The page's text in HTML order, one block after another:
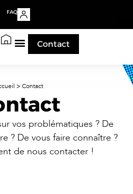
FAQ
Contact
> Contact
vos problématiques ? De
? De vous faire connaître ?
de nous contacter !